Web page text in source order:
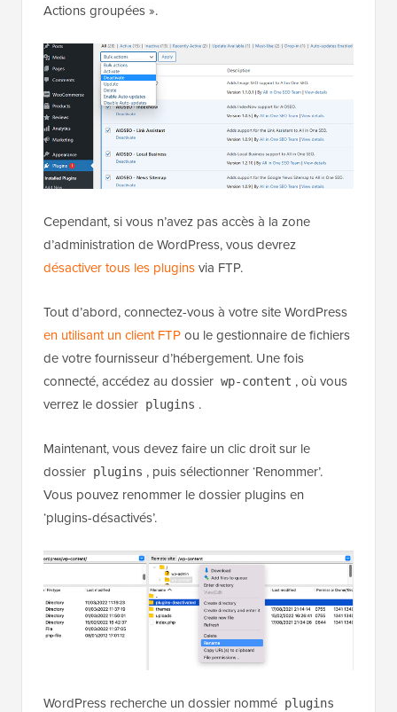
Actions groupées ».
Cependant, si vous n’avez pas accès à la zone
d’administration de WordPress, vous devrez
désactiver tous les pluginsvia FTP.
Tout d’abord, connectez-vous à votre site WordPress
en utilisant un client FTPou le gestionnaire de fichiers
de votre fournisseur d’hébergement. Une fois
connecté, accédez au dossier wp-content , où vous
verrez le dossier plugins .
Maintenant, vous devez faire un clic droit sur le
dossier plugins , puis sélectionner ‘Renommer’.
Vous pouvez renommer le dossier plugins en
‘plugins-désactivés’.
WordPress recherche un dossier nommé plugins